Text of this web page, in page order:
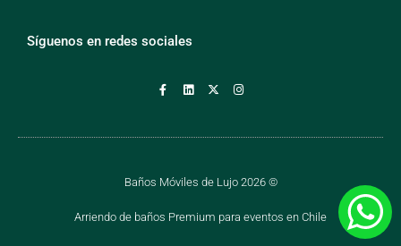
Síguenos en redes sociales
Baños Móviles de Lujo 2026 ©
Arriendo de baños Premium para eventos en Chile